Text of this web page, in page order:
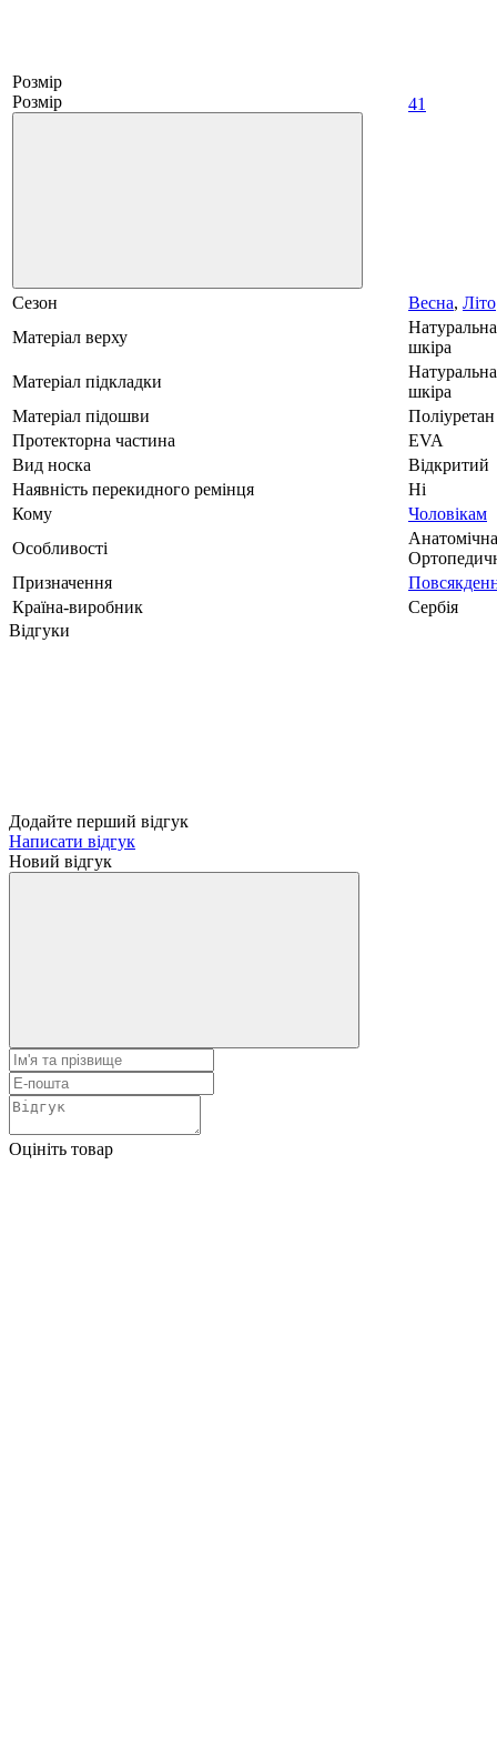
Розмір
Розмір
41
Сезон Весна, Літо
Матеріал верху
Натуральна
шкіра
Матеріал підкладки
Натуральна
шкіра
Матеріал підошви
Поліуретан
Протекторна частина
EVA
Вид носка
Відкритий
Наявність перекидного ремінця
Ні
Кому
Чоловікам
Особливості
Призначення
Країна-виробник
Сербія
Відгуки
Додайте перший відгук
Написати відгук
Новий відгук
Оцініть товар